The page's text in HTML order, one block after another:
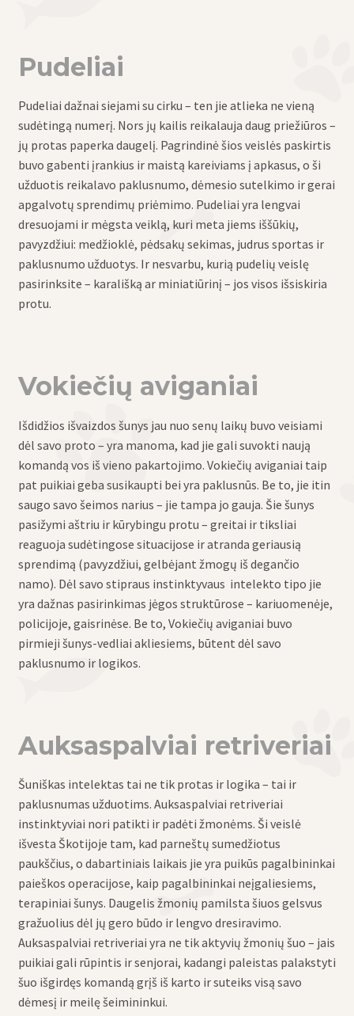
Pudeliai
Pudeliai dažnai siejami su cirku – ten jie atlieka ne vieną
sudėtingą numerį. Nors jų kailis reikalauja daug priežiūros –
jų protas paperka daugelį. Pagrindinė šios veislės paskirtis
buvo gabenti įrankius ir maistą kareiviams į apkasus, o ši
užduotis reikalavo paklusnumo, dėmesio sutelkimo ir gerai
apgalvotų sprendimų priėmimo. Pudeliai yra lengvai
dresuojami ir mėgsta veiklą, kuri meta jiems iššūkių,
pavyzdžiui: medžioklė, pėdsakų sekimas, judrus sportas ir
paklusnumo užduotys. Ir nesvarbu, kurią pudelių veislę
pasirinksite – karališką ar miniatiūrinį – jos visos išsiskiria
protu.
Vokiečių aviganiai
Išdidžios išvaizdos šunys jau nuo senų laikų buvo veisiami
dėl savo proto – yra manoma, kad jie gali suvokti naują
komandą vos iš vieno pakartojimo. Vokiečių aviganiai taip
pat puikiai geba susikaupti bei yra paklusnūs. Be to, jie itin
saugo savo šeimos narius – jie tampa jo gauja. Šie šunys
pasižymi aštriu ir kūrybingu protu – greitai ir tiksliai
reaguoja sudėtingose situacijose ir atranda geriausią
sprendimą (pavyzdžiui, gelbėjant žmogų iš degančio
namo). Dėl savo stipraus instinktyvaus intelekto tipo jie
yra dažnas pasirinkimas jėgos struktūrose – kariuomenėje,
policijoje, gaisrinėse. Be to, Vokiečių aviganiai buvo
pirmieji šunys-vedliai akliesiems, būtent dėl savo
paklusnumo ir logikos.
Auksaspalviai retriveriai
Šuniškas intelektas tai ne tik protas ir logika – tai ir
paklusnumas užduotims. Auksaspalviai retriveriai
instinktyviai nori patikti ir padėti žmonėms. Ši veislė
išvesta Škotijoje tam, kad parneštų sumedžiotus
paukščius, o dabartiniais laikais jie yra puikūs pagalbininkai
paieškos operacijose, kaip pagalbininkai neįgaliesiems,
terapiniai šunys. Daugelis žmonių pamilsta šiuos gelsvus
gražuolius dėl jų gero būdo ir lengvo dresiravimo.
Auksaspalviai retriveriai yra ne tik aktyvių žmonių šuo – jais
puikiai gali rūpintis ir senjorai, kadangi paleistas palakstyti
šuo išgirdęs komandą grįš iš karto ir suteiks visą savo
dėmesį ir meilę šeimininkui.